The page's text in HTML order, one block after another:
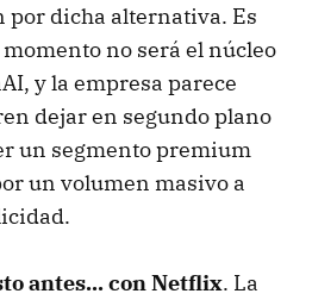
dicha alternativa. Es
no será el núcleo
y la empresa parece
dejar en segundo plano
un segmento premium
un volumen masivo a
antes... con Netflix. La